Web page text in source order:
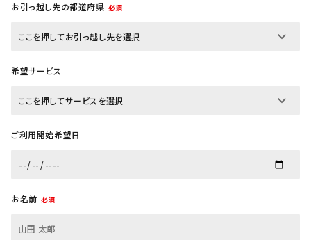
お引っ越し先の都道府県 必須
希望サービス
ご利用開始希望日
お名前 必須